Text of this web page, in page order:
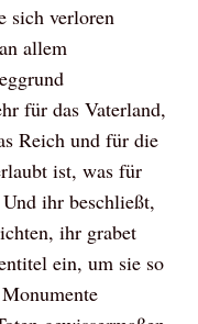
sich verloren
allem
für das Vaterland,
Reich und für die
ist, was für
ihr beschließt,
ihr grabet
ein, um sie so